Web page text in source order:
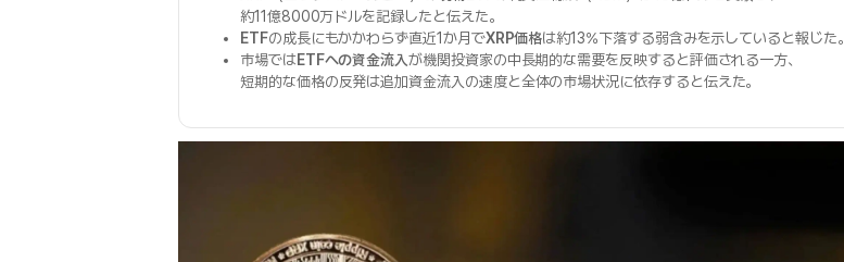
約11億8000万ドルを記録したと伝えた。
ETFの成長にもかかわらず直近1か月でXRP価格は約13%下落する弱含みを示していると報じた。
市場ではETFへの資金流入が機関投資家の中長期的な需要を反映すると評価される一方、
短期的な価格の反発は追加資金流入の速度と全体の市場状況に依存すると伝えた。